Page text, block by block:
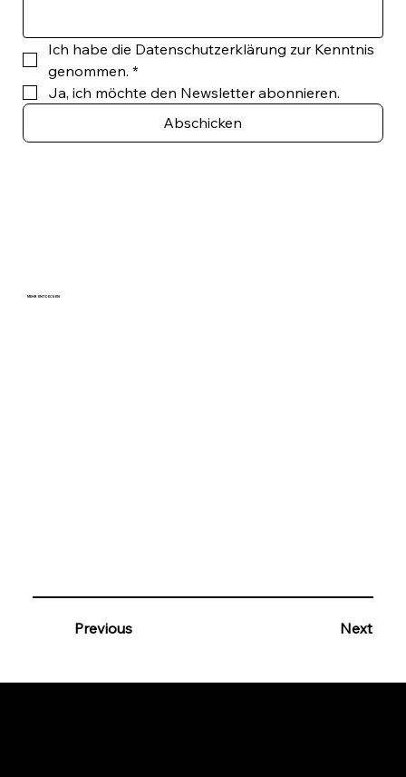
Ich habe die Datenschutzerklärung zur Kenntnis
genommen. *
Ja, ich möchte den Newsletter abonnieren.
Abschicken
MEHR ENTDECKEN
Previous Next